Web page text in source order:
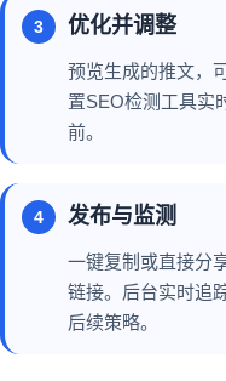
3 优化并调整
预览生成的推文，
置SEO检测工具实
前。
4 发布与监测
一键复制或直接分
链接。后台实时追
后续策略。